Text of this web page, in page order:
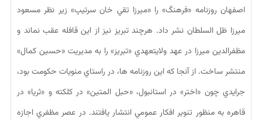
اصفهان روزنامه «فرهنگ» را «ميرزا تقي خان سرتيپ» زير نظر مسعود
ميرزا ظل السلطان نشر داد. هرچند تبريز نيز از اين قافله عقب نماند و
مظفرالدين ميرزا در عهد ولايتعهدي «تبريز» را به مديريت «حسين كمال»
منتشر ساخت. از آنجا كه اين روزنامه ها، در راستاي منويات حكومت بود،
جرايدي چون «اختر» در استانبول، «حبل المتين» در كلكته و «ثريا» در
قاهره به منظور تنوير افكار عمومي انتشار يافتند. در عصر مظفري اجازه